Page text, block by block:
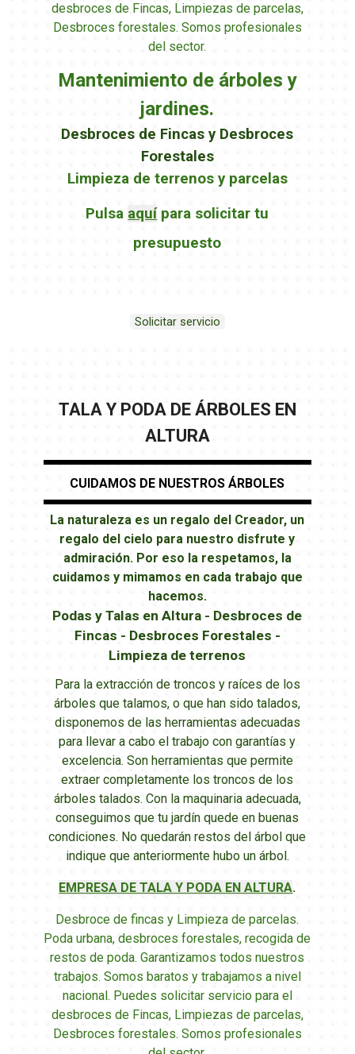
desbroces de Fincas, Limpiezas de parcelas,
Desbroces forestales. Somos profesionales
del sector.
Mantenimiento de árboles y
jardines.
Desbroces de Fincas y Desbroces
Forestales
Limpieza de terrenos y parcelas
Pulsa aquí para solicitar tu
presupuesto
Solicitar servicio
TALA Y PODA DE ÁRBOLES EN
ALTURA
CUIDAMOS DE NUESTROS ÁRBOLES
La naturaleza es un regalo del Creador, un
regalo del cielo para nuestro disfrute y
admiración. Por eso la respetamos, la
cuidamos y mimamos en cada trabajo que
hacemos.
Podas y Talas en Altura - Desbroces de
Fincas - Desbroces Forestales -
Limpieza de terrenos
Para la extracción de troncos y raíces de los
árboles que talamos, o que han sido talados,
disponemos de las herramientas adecuadas
para llevar a cabo el trabajo con garantías y
excelencia. Son herramientas que permite
extraer completamente los troncos de los
árboles talados. Con la maquinaria adecuada,
conseguimos que tu jardín quede en buenas
condiciones. No quedarán restos del árbol que
indique que anteriormente hubo un árbol.
EMPRESA DE TALA Y PODA EN ALTURA.
Desbroce de fincas y Limpieza de parcelas.
Poda urbana, desbroces forestales, recogida de
restos de poda. Garantizamos todos nuestros
trabajos. Somos baratos y trabajamos a nivel
nacional. Puedes solicitar servicio para el
desbroces de Fincas, Limpiezas de parcelas,
Desbroces forestales. Somos profesionales